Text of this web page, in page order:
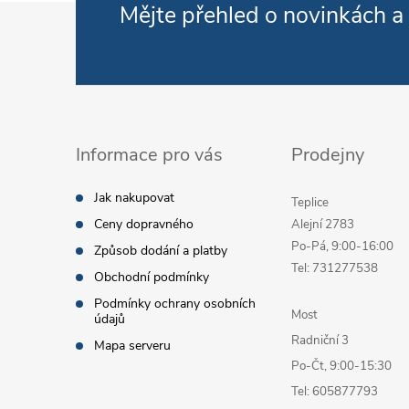
Mějte přehled o novinkách
Informace pro vás
Jak nakupovat
Ceny dopravného
Způsob dodání a platby
Obchodní podmínky
Podmínky ochrany osobních
údajů
Mapa serveru
Prodejny
Teplice
Alejní 2783
Po-Pá, 9:00-16:00
Tel: 731277538
Most
Radniční 3
Po-Čt, 9:00-15:30
Tel: 605877793